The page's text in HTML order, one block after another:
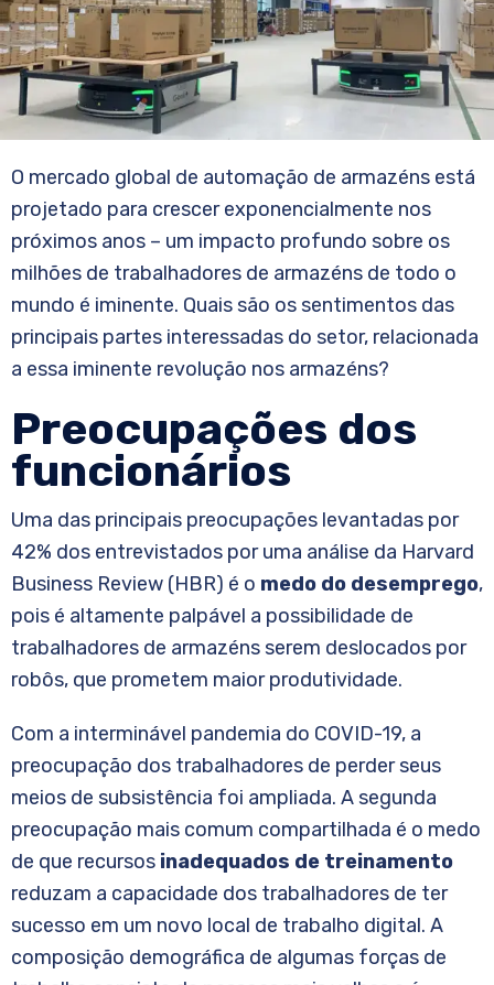
O mercado global de automação de armazéns está
projetado para crescer exponencialmente nos
próximos anos – um impacto profundo sobre os
milhões de trabalhadores de armazéns de todo o
mundo é iminente. Quais são os sentimentos das
principais partes interessadas do setor, relacionada
a essa iminente revolução nos armazéns?
Preocupações dos
funcionários
Uma das principais preocupações levantadas por
42% dos entrevistados por uma análise da Harvard
Business Review (HBR) é o medo do desemprego,
pois é altamente palpável a possibilidade de
trabalhadores de armazéns serem deslocados por
robôs, que prometem maior produtividade.
Com a interminável pandemia do COVID-19, a
preocupação dos trabalhadores de perder seus
meios de subsistência foi ampliada. A segunda
preocupação mais comum compartilhada é o medo
de que recursos inadequados de treinamento
reduzam a capacidade dos trabalhadores de ter
sucesso em um novo local de trabalho digital. A
composição demográfica de algumas forças de